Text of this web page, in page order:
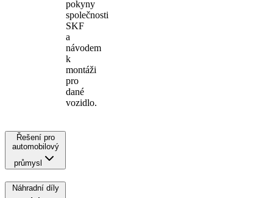
pokyny
společnosti
SKF
a
návodem
k
montáži
pro
dané
vozidlo.
Řešení pro
automobilový
průmysl
Náhradní díly